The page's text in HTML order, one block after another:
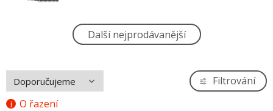
Vod.nylon reflexní 2,0x150cm černé
99 KčDalší nejprodávanější
O řazení
Filtrování